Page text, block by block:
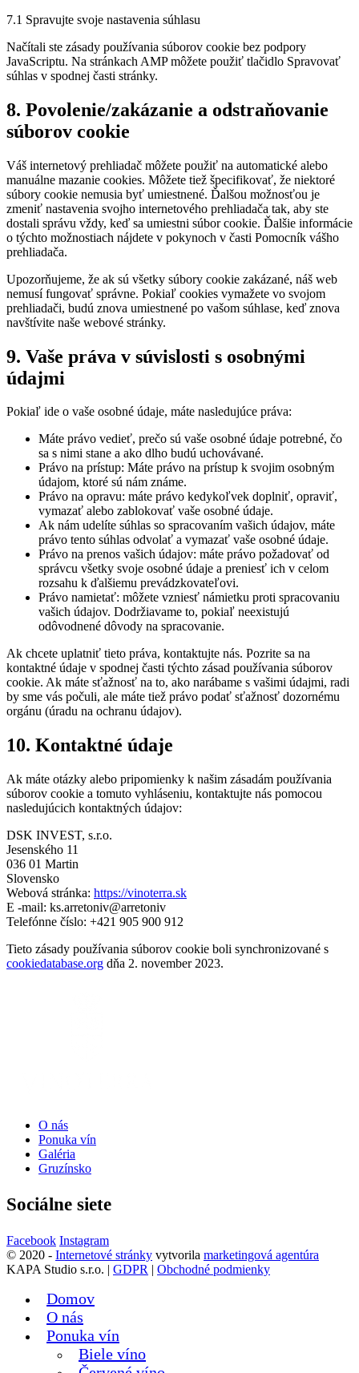
7.1 Spravujte svoje nastavenia súhlasu
Načítali ste zásady používania súborov cookie bez podpory
JavaScriptu. Na stránkach AMP môžete použiť tlačidlo Spravovať
súhlas v spodnej časti stránky.
8. Povolenie/zakázanie a odstraňovanie
súborov cookie
Váš internetový prehliadač môžete použiť na automatické alebo
manuálne mazanie cookies. Môžete tiež špecifikovať, že niektoré
súbory cookie nemusia byť umiestnené. Ďalšou možnosťou je
zmeniť nastavenia svojho internetového prehliadača tak, aby ste
dostali správu vždy, keď sa umiestni súbor cookie. Ďalšie informácie
o týchto možnostiach nájdete v pokynoch v časti Pomocník vášho
prehliadača.
Upozorňujeme, že ak sú všetky súbory cookie zakázané, náš web
nemusí fungovať správne. Pokiaľ cookies vymažete vo svojom
prehliadači, budú znova umiestnené po vašom súhlase, keď znova
navštívite naše webové stránky.
9. Vaše práva v súvislosti s osobnými
údajmi
Pokiaľ ide o vaše osobné údaje, máte nasledujúce práva:
Máte právo vedieť, prečo sú vaše osobné údaje potrebné, čo
sa s nimi stane a ako dlho budú uchovávané.
Právo na prístup: Máte právo na prístup k svojim osobným
údajom, ktoré sú nám známe.
Právo na opravu: máte právo kedykoľvek doplniť, opraviť,
vymazať alebo zablokovať vaše osobné údaje.
Ak nám udelíte súhlas so spracovaním vašich údajov, máte
právo tento súhlas odvolať a vymazať vaše osobné údaje.
Právo na prenos vašich údajov: máte právo požadovať od
správcu všetky svoje osobné údaje a preniesť ich v celom
rozsahu k ďalšiemu prevádzkovateľovi.
Právo namietať: môžete vzniesť námietku proti spracovaniu
vašich údajov. Dodržiavame to, pokiaľ neexistujú
odôvodnené dôvody na spracovanie.
Ak chcete uplatniť tieto práva, kontaktujte nás. Pozrite sa na
kontaktné údaje v spodnej časti týchto zásad používania súborov
cookie. Ak máte sťažnosť na to, ako narábame s vašimi údajmi, radi
by sme vás počuli, ale máte tiež právo podať sťažnosť dozornému
orgánu (úradu na ochranu údajov).
10. Kontaktné údaje
Ak máte otázky alebo pripomienky k našim zásadám používania
súborov cookie a tomuto vyhláseniu, kontaktujte nás pomocou
nasledujúcich kontaktných údajov:
DSK INVEST, s.r.o.
Jesenského 11
036 01 Martin
Slovensko
Webová stránka: https://vinoterra.sk
E -mail: ks.arretoniv@arretoniv
Telefónne číslo: +421 905 900 912
Tieto zásady používania súborov cookie boli synchronizované s
cookiedatabase.org dňa 2. november 2023.
O nás
Ponuka vín
Galéria
Gruzínsko
Sociálne siete
Facebook Instagram
© 2020 - Internetové stránky vytvorila marketingová agentúra
KAPA Studio s.r.o. | GDPR | Obchodné podmienky
Domov
O nás
Ponuka vín
Biele víno